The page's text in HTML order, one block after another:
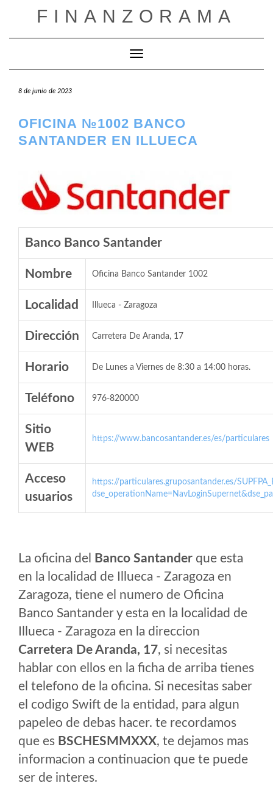
FINANZORAMA
Cambiar modo de navegación
8 de junio de 2023
OFICINA №1002 BANCO
SANTANDER EN ILLUECA
Banco Banco Santander
Nombre Oficina Banco Santander 1002
Localidad Illueca - Zaragoza
Dirección Carretera De Aranda, 17
Horario De Lunes a Viernes de 8:30 a 14:00 horas.
Teléfono 976-820000
Sitio
WEB
https://www.bancosantander.es/es/particulares
Acceso
usuarios
https://particulares.gruposantander.es/
La oficina del Banco Santander que esta
en la localidad de Illueca - Zaragoza en
Zaragoza, tiene el numero de Oficina
Banco Santander y esta en la localidad de
Illueca - Zaragoza en la direccion
Carretera De Aranda, 17, si necesitas
hablar con ellos en la ficha de arriba tienes
el telefono de la oficina. Si necesitas saber
el codigo Swift de la entidad, para algun
papeleo de debas hacer. te recordamos
que es BSCHESMMXXX, te dejamos mas
informacion a continuacion que te puede
ser de interes.